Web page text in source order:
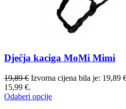
Dječja kaciga MoMi Mimi
19,89€ Izvorna cijena bila je: 19,89
15,99 €.
Odaberi opcije